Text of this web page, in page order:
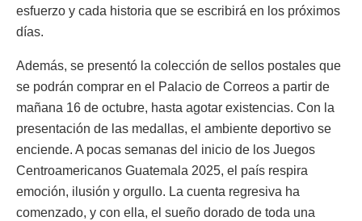
esfuerzo y cada historia que se escribirá en los próximos
días.
Además, se presentó la colección de sellos postales que
se podrán comprar en el Palacio de Correos a partir de
mañana 16 de octubre, hasta agotar existencias. Con la
presentación de las medallas, el ambiente deportivo se
enciende. A pocas semanas del inicio de los Juegos
Centroamericanos Guatemala 2025, el país respira
emoción, ilusión y orgullo. La cuenta regresiva ha
comenzado, y con ella, el sueño dorado de toda una